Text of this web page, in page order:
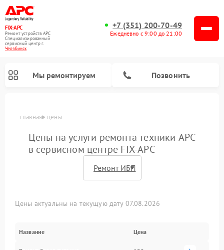
FIX-APC
Ремонт устройств APC
Специализированный
cервисный центр г.
Челябинск
+7 (351) 200-70-49
Ежедневно с 9:00 до 21:00
Мы ремонтируем Позвонить
главная цены
Цены на услуги ремонта техники APC
в сервисном центре FIX-APC
Цены актуальны на текущую дату 07.08.2026
Название Цена